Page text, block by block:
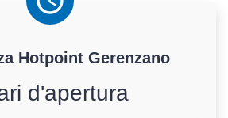
HotpointGerenzano
d'apertura